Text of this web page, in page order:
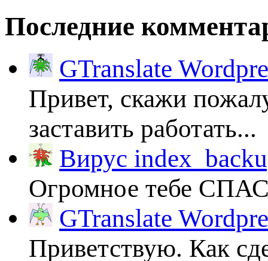
Последние
GTranslate
Привет, скажи
заставить работать...
Вирус
Огромное тебе
GTranslate
Приветствую. Как